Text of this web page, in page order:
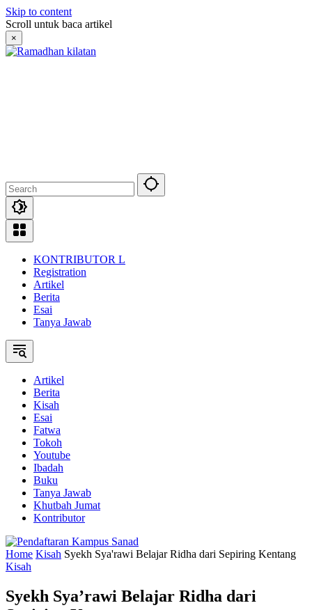
Skip to content
Scroll untuk baca artikel
×
KONTRIBUTOR L
Registration
Artikel
Berita
Esai
Tanya Jawab
Artikel
Berita
Kisah
Esai
Fatwa
Tokoh
Youtube
Ibadah
Buku
Tanya Jawab
Khutbah Jumat
Kontributor
Home Kisah Syekh Sya'rawi Belajar Ridha dari Sepiring Kentang
Kisah
Syekh Sya’rawi Belajar Ridha dari